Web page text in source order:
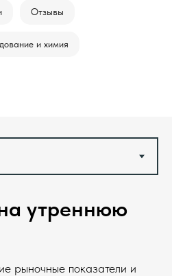
Отзывы
и химия
утреннюю
рыночные показатели и